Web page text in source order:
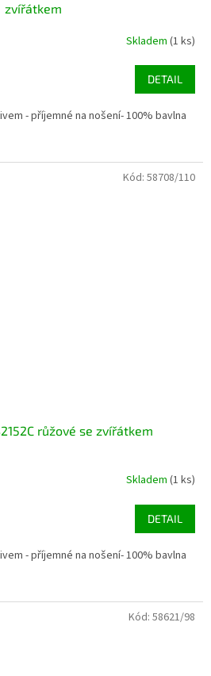
zvířátkem
Skladem (1 ks)
DETAIL
- příjemné na nošení- 100% bavlna
růžové se zvířátkem
Skladem (1 ks)
DETAIL
- příjemné na nošení- 100% bavlna
Kód: 58708/110
Kód: 58621/98